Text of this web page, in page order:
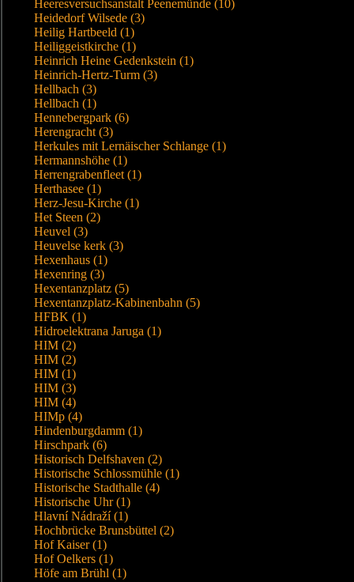
Heeresversuchsanstalt Peenemünde (10)
Heidedorf Wilsede (3)
Heilig Hartbeeld (1)
Heiliggeistkirche (1)
Heinrich Heine Gedenkstein (1)
Heinrich-Hertz-Turm (3)
Hellbach (3)
Hellbach (1)
Hennebergpark (6)
Herengracht (3)
Herkules mit Lernäischer Schlange (1)
Hermannshöhe (1)
Herrengrabenfleet (1)
Herthasee (1)
Herz-Jesu-Kirche (1)
Het Steen (2)
Heuvel (3)
Heuvelse kerk (3)
Hexenhaus (1)
Hexenring (3)
Hexentanzplatz (5)
Hexentanzplatz-Kabinenbahn (5)
HFBK (1)
Hidroelektrana Jaruga (1)
HIM (2)
HIM (2)
HIM (1)
HIM (3)
HIM (4)
HIMp (4)
Hindenburgdamm (1)
Hirschpark (6)
Historisch Delfshaven (2)
Historische Schlossmühle (1)
Historische Stadthalle (4)
Historische Uhr (1)
Hlavní Nádraží (1)
Hochbrücke Brunsbüttel (2)
Hof Kaiser (1)
Hof Oelkers (1)
Höfe am Brühl (1)